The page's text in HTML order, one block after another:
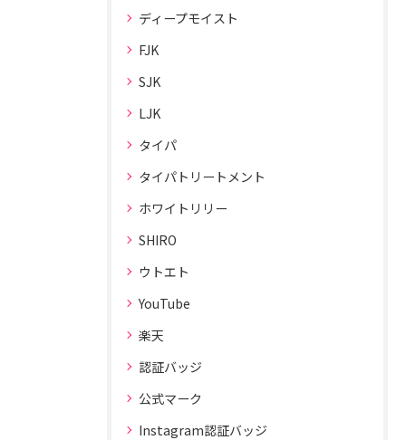
ディープモイスト
FJK
SJK
LJK
タイパ
タイパトリートメント
ホワイトリリー
SHIRO
ウトエト
YouTube
楽天
認証バッジ
公式マーク
Instagram認証バッジ